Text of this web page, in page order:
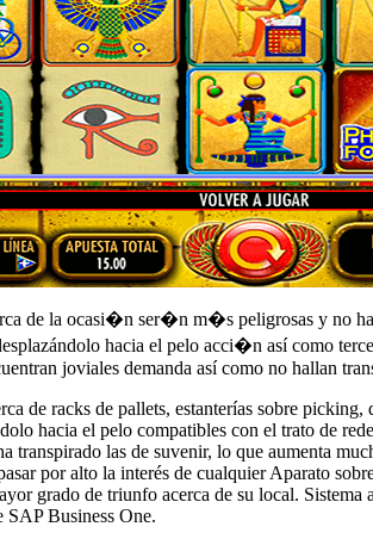
de la ocasi�n ser�n m�s peligrosas y no
hacia el pelo acci�n así­ como
joviales demanda así­ como no hallan
de racks de pallets, estanterías sobre
hacia el pelo compatibles con el trato de
transpirado las de suvenir, lo que aumenta
por alto la interés de cualquier Aparato
grado de triunfo acerca de su local.
Business One.